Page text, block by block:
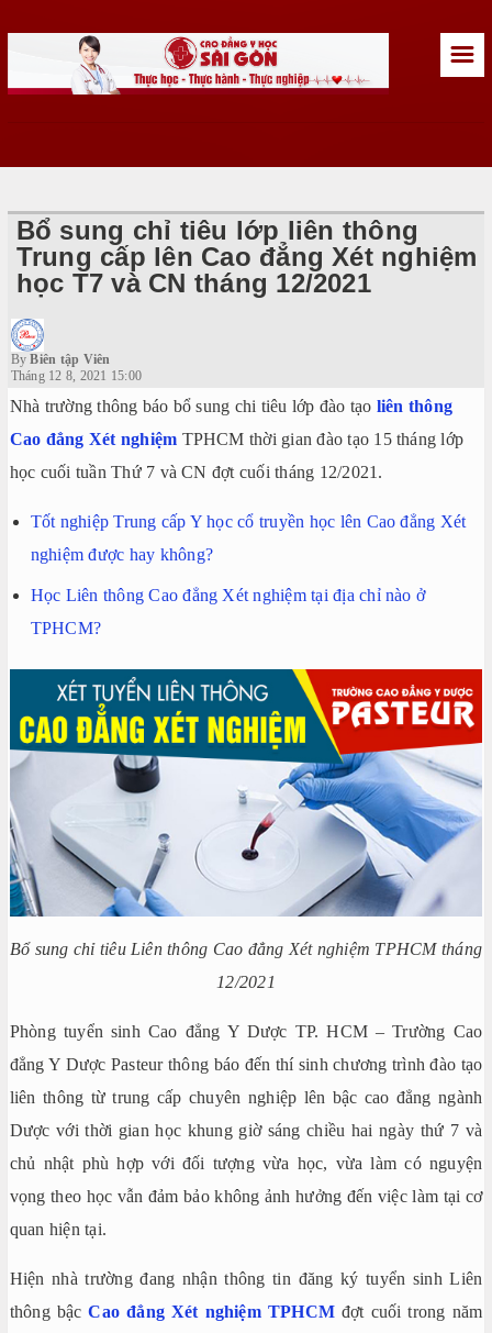
☰
Bổ sung chỉ tiêu lớp liên thông
Trung cấp lên Cao đẳng Xét nghiệm
học T7 và CN tháng 12/2021
ByBiên tập Viên
Tháng 12 8, 2021 15:00
Nhà trường thông báo bổ sung chi tiêu lớp đào tạo liên thông
Cao đẳng Xét nghiệm TPHCM thời gian đào tạo 15 tháng lớp
học cuối tuần Thứ 7 và CN đợt cuối tháng 12/2021.
Tốt nghiệp Trung cấp Y học cổ truyền học lên Cao đẳng Xét
nghiệm được hay không?
Học Liên thông Cao đẳng Xét nghiệm tại địa chỉ nào ở
TPHCM?
Bổ sung chỉ tiêu Liên thông Cao đẳng Xét nghiệm TPHCM tháng
12/2021
Phòng tuyển sinh Cao đẳng Y Dược TP. HCM – Trường Cao
đẳng Y Dược Pasteur thông báo đến thí sinh chương trình đào tạo
liên thông từ trung cấp chuyên nghiệp lên bậc cao đẳng ngành
Dược với thời gian học khung giờ sáng chiều hai ngày thứ 7 và
chủ nhật phù hợp với đối tượng vừa học, vừa làm có nguyện
vọng theo học vẫn đảm bảo không ảnh hưởng đến việc làm tại cơ
quan hiện tại.
Hiện nhà trường đang nhận thông tin đăng ký tuyển sinh Liên
thông bậcCao đẳng Xét nghiệm TPHCM đợt cuối trong năm